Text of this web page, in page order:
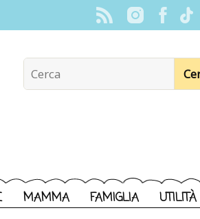
MAMMA FAMIGLIA UTILITÀ